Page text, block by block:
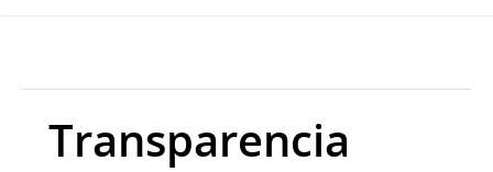
Transparencia